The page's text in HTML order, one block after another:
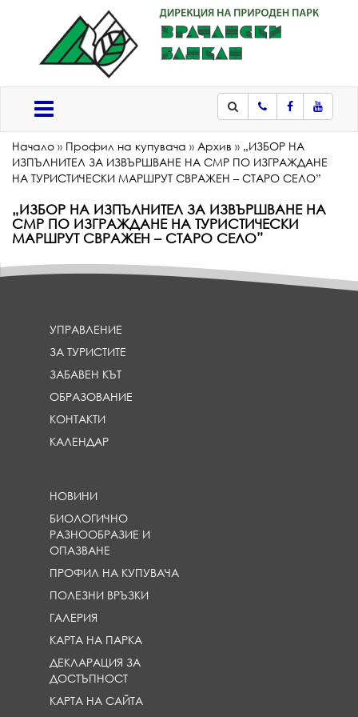
ТелефонFacebook
Начало » Профил на купувача » Архив » „ИЗБОР НА
ИЗПЪЛНИТЕЛ ЗА ИЗВЪРШВАНЕ НА СМР ПО ИЗГРАЖДАНЕ
НА ТУРИСТИЧЕСКИ МАРШРУТ СВРАЖЕН – СТАРО СЕЛО”
„ИЗБОР НА ИЗПЪЛНИТЕЛ ЗА ИЗВЪРШВАНЕ НА
СМР ПО ИЗГРАЖДАНЕ НА ТУРИСТИЧЕСКИ
МАРШРУТ СВРАЖЕН – СТАРО СЕЛО”
УПРАВЛЕНИЕ
ЗА ТУРИСТИТЕ
ЗАБАВЕН КЪТ
ОБРАЗОВАНИЕ
КОНТАКТИ
КАЛЕНДАР
НОВИНИ
БИОЛОГИЧНО
РАЗНООБРАЗИЕ И
ОПАЗВАНЕ
ПРОФИЛ НА КУПУВАЧА
ПОЛЕЗНИ ВРЪЗКИ
ГАЛЕРИЯ
КАРТА НА ПАРКА
ДЕКЛАРАЦИЯ ЗА
ДОСТЪПНОСТ
КАРТА НА САЙТА